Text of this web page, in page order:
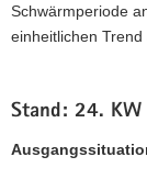
Schwärmperiode
einheitlichen Trend
Stand: 24. KW